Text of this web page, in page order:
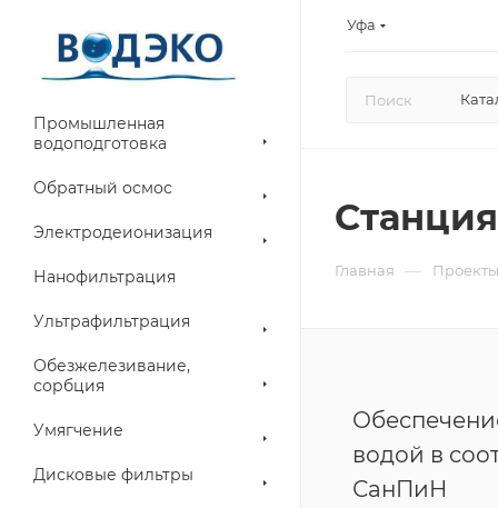
Уфа
Промышленная
водоподготовка
Обратный осмос
Электродеионизация
Нанофильтрация
Ультрафильтрация
Обезжелезивание,
сорбция
Умягчение
Дисковые фильтры
Главная — Проекты
водой в
СанПиН